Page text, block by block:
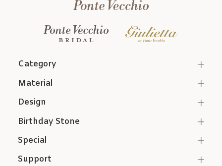
Category
Support
Material
Design
Birthday Stone
Special